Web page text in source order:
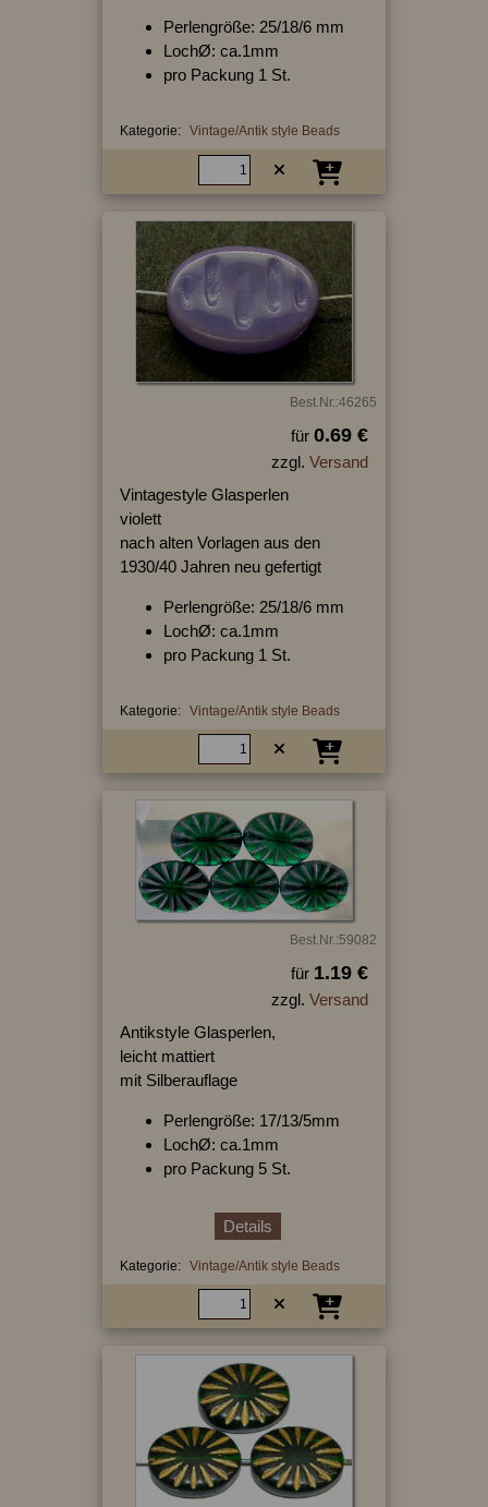
Perlengröße: 25/18/6 mm
LochØ: ca.1mm
pro Packung 1 St.
Kategorie: Vintage/Antik style Beads
Best.Nr.:46265
für 0.69 €
zzgl. Versand
Vintagestyle Glasperlen
violett
nach alten Vorlagen aus den
1930/40 Jahren neu gefertigt
Perlengröße: 25/18/6 mm
LochØ: ca.1mm
pro Packung 1 St.
Kategorie: Vintage/Antik style Beads
Best.Nr.:59082
für 1.19 €
zzgl. Versand
Antikstyle Glasperlen,
leicht mattiert
mit Silberauflage
Perlengröße: 17/13/5mm
LochØ: ca.1mm
pro Packung 5 St.
Details
Kategorie: Vintage/Antik style Beads